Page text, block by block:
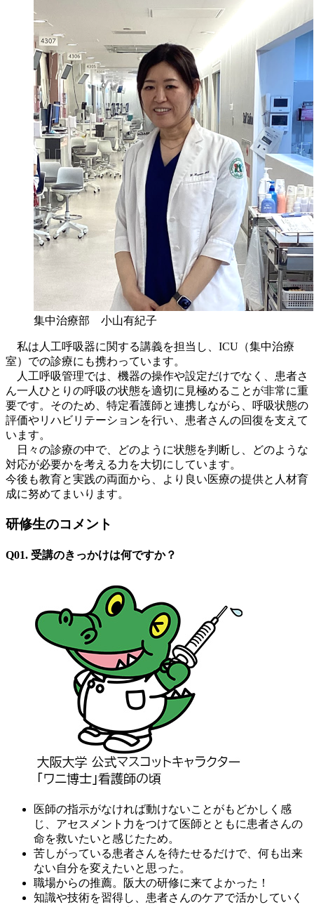
集中治療部 小山有紀子
私は人工呼吸器に関する講義を担当し、ICU（集中治療
室）での診療にも携わっています。
人工呼吸管理では、機器の操作や設定だけでなく、患者さ
ん一人ひとりの呼吸の状態を適切に見極めることが非常に重
要です。そのため、特定看護師と連携しながら、呼吸状態の
評価やリハビリテーションを行い、患者さんの回復を支えて
います。
日々の診療の中で、どのように状態を判断し、どのような
対応が必要かを考える力を大切にしています。
今後も教育と実践の両面から、より良い医療の提供と人材育
成に努めてまいります。
研修生のコメント
Q01. 受講のきっかけは何ですか？
医師の指示がなければ動けないことがもどかしく感
じ、アセスメント力をつけて医師とともに患者さんの
命を救いたいと感じたため。
苦しがっている患者さんを待たせるだけで、何も出来
ない自分を変えたいと思った。
職場からの推薦。阪大の研修に来てよかった！
知識や技術を習得し、患者さんのケアで活かしていく